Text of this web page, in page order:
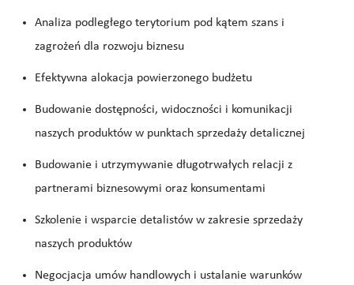
Analiza podległego terytorium pod kątem szans i
zagrożeń dla rozwoju biznesu
Efektywna alokacja powierzonego budżetu
Budowanie dostępności, widoczności i komunikacji
naszych produktów w punktach sprzedaży detalicznej
Budowanie i utrzymywanie długotrwałych relacji z
partnerami biznesowymi oraz konsumentami
Szkolenie i wsparcie detalistów w zakresie sprzedaży
naszych produktów
Negocjacja umów handlowych i ustalanie warunków